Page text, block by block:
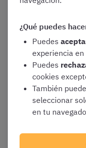
Plus de
Horas
Plus
Valle de
Incentivo
servicios
¿Qué puedes
Puedes
experiencia
Puedes
cookies
También
seleccionar
en tu